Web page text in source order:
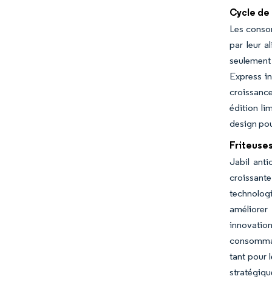
Cycle
Les
par leur
Express
édition
design
Jabil
tant pour